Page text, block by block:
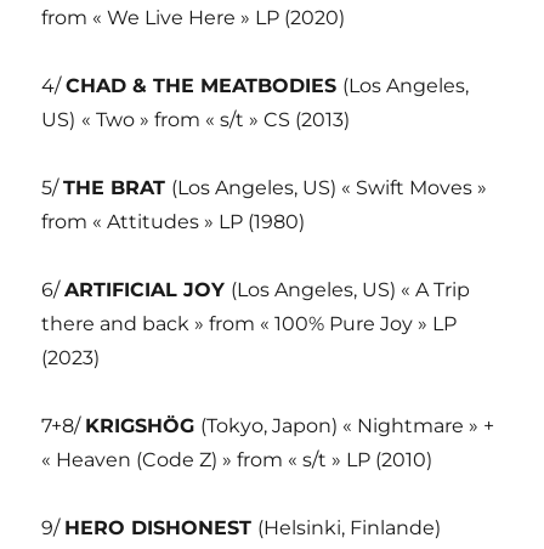
from « We Live Here » LP (2020)
4/CHAD & THE MEATBODIES (Los Angeles,
US) « Two » from « s/t » CS (2013)
5/THE BRAT (Los Angeles, US) « Swift Moves »
from « Attitudes » LP (1980)
6/ARTIFICIAL JOY (Los Angeles, US) « A Trip
there and back » from « 100% Pure Joy » LP
(2023)
7+8/ KRIGSHÖG (Tokyo, Japon) « Nightmare » +
« Heaven (Code Z) » from « s/t » LP (2010)
9/ HERO DISHONEST (Helsinki, Finlande)